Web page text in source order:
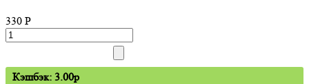
330 P
Кэшбэк: 3.00p